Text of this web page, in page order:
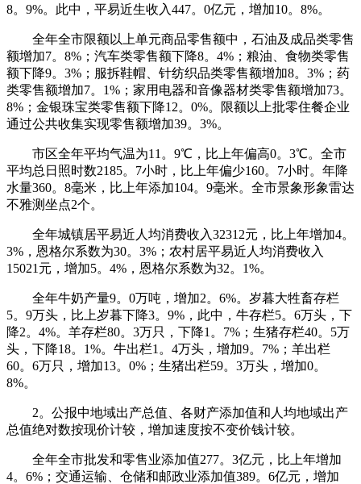
8。9%。此中，平易近生收入447。0亿元，增加10。8%。
全年全市限额以上单元商品零售额中，石油及成品类零售
额增加7。8%；汽车类零售额下降8。4%；粮油、食物类零售
额下降9。3%；服拆鞋帽、针纺织品类零售额增加8。3%；药
类零售额增加7。1%；家用电器和音像器材类零售额增加73。
8%；金银珠宝类零售额下降12。0%。限额以上批零住餐企业
通过公共收集实现零售额增加39。3%。
市区全年平均气温为11。9℃，比上年偏高0。3℃。全市
平均总日照时数2185。7小时，比上年偏少160。7小时。年降
水量360。8毫米，比上年添加104。9毫米。全市景象形象雷达
不雅测坐点2个。
全年城镇居平易近人均消费收入32312元，比上年增加4。
3%，恩格尔系数为30。3%；农村居平易近人均消费收入
15021元，增加5。4%，恩格尔系数为32。1%。
全年牛奶产量9。0万吨，增加2。6%。岁暮大牲畜存栏
5。9万头，比上岁暮下降3。9%，此中，牛存栏5。6万头，下
降2。4%。羊存栏80。3万只，下降1。7%；生猪存栏40。5万
头，下降18。1%。牛出栏1。4万头，增加9。7%；羊出栏
60。6万只，增加13。0%；生猪出栏59。3万头，增加0。
8%。
2。公报中地域出产总值、各财产添加值和人均地域出产
总值绝对数按现价计较，增加速度按不变价钱计较。
全年全市批发和零售业添加值277。3亿元，比上年增加
4。6%；交通运输、仓储和邮政业添加值389。6亿元，增加